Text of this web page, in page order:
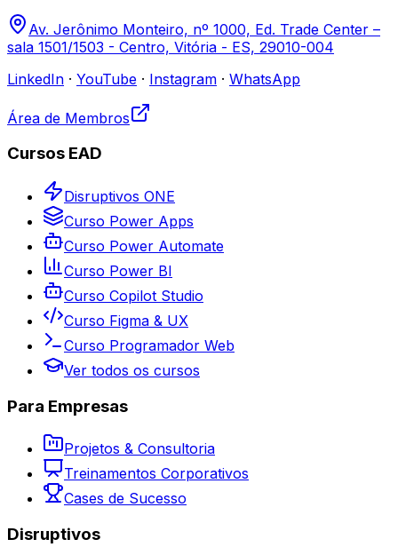
Av. Jerônimo Monteiro, nº 1000, Ed. Trade Center –
sala 1501/1503 - Centro, Vitória - ES, 29010-004
LinkedIn · YouTube · Instagram · WhatsApp
Área de Membros
Cursos EAD
Disruptivos ONE
Curso Power Apps
Curso Power Automate
Curso Power BI
Curso Copilot Studio
Curso Figma & UX
Curso Programador Web
Ver todos os cursos
Para Empresas
Projetos & Consultoria
Treinamentos Corporativos
Cases de Sucesso
Disruptivos